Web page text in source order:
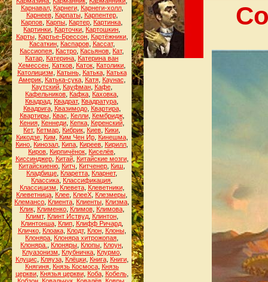
Карнавал, Карнеги, Карнеги-холл,
Карнеев, Карпаты, Карпентер,
Карпов Карпы Картер Картинка
Картинки Карточки Картошкин
Карты, Картье-Брессон, Картёжники,
Касаткин, Каспаров, Кассат,
Кассиопея Кастро Касьянов Кат,
Катар Катерина Катерина ван
Хемессен Катков Каток Католики
Католицизм
Катынь, Катька, Катька
Америк, Катька-сука, Катя, Каунас
Каутский, Кауфман, Кафе,
Кафельников Кафка Каховка
Квадрад Квадрат, Квадратура
Квадрига, Квазимодо, Квартира,
Квартиры, Квас Келли, Кембридж,
Кения, Кеннеди, Кепка, Керенский,
Кет, Кетмар Кибрик Киев Кики
Кикодзе, Ким Ким Чен Ир, Кинешма,
Кино Кинозал Кипа Киреев Кирилл
Киров Кирпичёнок Киселёв
Киссинджер, Китай, Китайские мозги,
Китайскиеню Китч Китченер Киш
Кладбище Кларетта Кларнет,
Классика Классификация
Классицизм
Клевета, Клеветники,
Клеветница Клее КлееХ Клезмеры
Клемансо Клиента Клиенты Клизма
Клик, Клименко, Климов, Климова,
Климт, Клинт Иствуд, Клинтон,
Клинтонша, Клип, Клифф Ричард,
Кличко, Клоака, Клодт, Клон, Клоны,
Клоняра Клоняра хитрожопая
Клоняра.
Клоняры Клопы Клоун
Клуазонизм
Клубничка Клурмо
Клуцис
Кляуза, Клёцки, Книга, Книги,
Княгиня, Князь Космоса, Князь
церкви, Князья церкви, Коба, Кобель,